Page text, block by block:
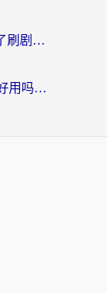
从匈牙利回国内的vpn，不只是为了刷剧那么简单
海外党必看：Quickback和OurPlay好用吗？3分钟选对回国加速器，无缝刷剧玩游戏